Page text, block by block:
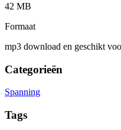
42 MB
Formaat
mp3 download en geschikt
Categorieën
Spanning
Tags